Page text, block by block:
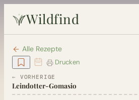
Wildfind
Startseite
Pflanzen
Alle Rezepte
Drucken
← VORHERIGE
Leindotter-Gomasio